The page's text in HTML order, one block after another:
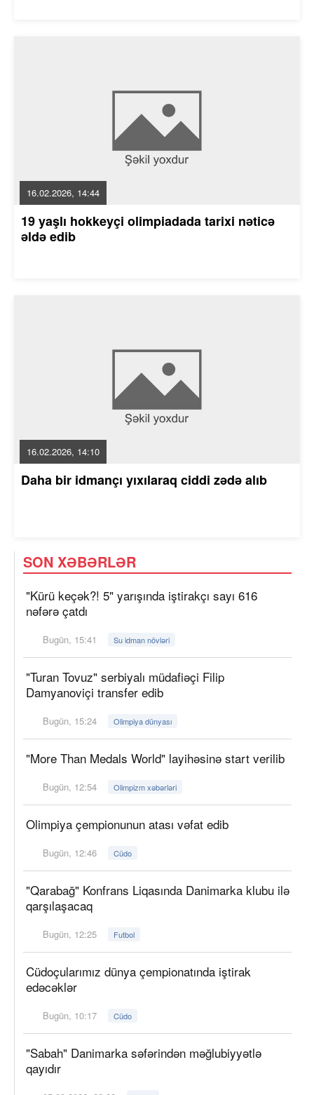
16.02.2026, 14:44
19 yaşlı hokkeyçi olimpiadada tarixi nəticə
əldə edib
16.02.2026, 14:10
Daha bir idmançı yıxılaraq ciddi zədə alıb
SON XƏBƏRLƏR
"Kürü keçək?! 5" yarışında iştirakçı sayı 616
nəfərə çatdı
Bugün, 15:41 Su idman növləri
"Turan Tovuz" serbiyalı müdafiəçi Filip
Damyanoviçi transfer edib
Bugün, 15:24 Olimpiya dünyası
"More Than Medals World" layihəsinə start verilib
Bugün, 12:54 Olimpizm xəbərləri
Olimpiya çempionunun atası vəfat edib
Bugün, 12:46 Cüdo
"Qarabağ" Konfrans Liqasında Danimarka klubu ilə
qarşılaşacaq
Bugün, 12:25 Futbol
Cüdoçularımız dünya çempionatında iştirak
edəcəklər
Bugün, 10:17 Cüdo
"Sabah" Danimarka səfərindən məğlubiyyətlə
qayıdır